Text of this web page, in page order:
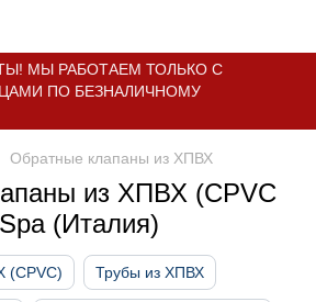
МЫ РАБОТАЕМ ТОЛЬКО С
ПО БЕЗНАЛИЧНОМУ
Обратные клапаны из ХПВХ
из ХПВХ (CPVC
(Италия)
(CPVC) Трубы из ХПВХ